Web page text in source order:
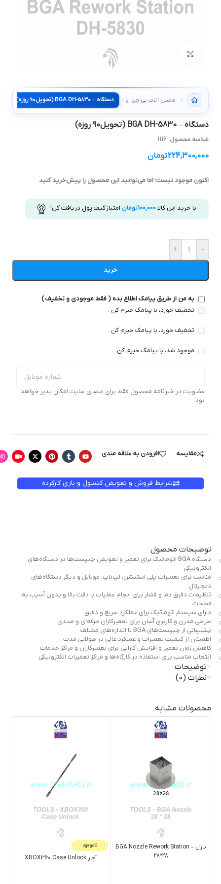
ماشین آلات بی جی ای تخصصیدستگاه – BGA DH-5830 (تحویل90 روزه)
دستگاه – BGA DH-5830 (تحویل90 روزه)
شناسه محصول: 1116
224,300,000تومان
اکنون موجود نیست؛ اما می‌توانید این محصول را پیش‌خرید کنید
با خرید این کالا100,000تومان امتیاز کیف پول دریافت کن!
-
+
خرید
به من از طریق پیامک اطلاع بده ( فقط موجودی و تخفیف )
تخفیف خورد، با پیامک خبرم کن .
تخفیف خورد، با پیامک خبرم کن .
موجود شد، با پیامک خبرم کن .
عضویت در خبرنامه محصول فقط برای اعضای سایت امکان پذیر خواهد
بود.
مقایسه افزودن به علاقه مندی
شرایط فروش و تعویض کنسول و بازی کارکرده
توضیحات محصول
دستگاه BGA اتوماتیک برای تعمیر و تعویض چیپست‌ها در دستگاه‌های
الکترونیکی
مناسب برای تعمیرات پلی استیشن، لپ‌تاپ، موبایل و دیگر دستگاه‌های
دیجیتال
تنظیمات دقیق دما و فشار برای انجام عملیات با دقت بالا و بدون آسیب به
قطعات
دارای سیستم اتوماتیک برای عملکرد سریع و دقیق
طراحی مدرن و کاربری آسان برای تعمیرکاران حرفه‌ای و مبتدی
پشتیبانی از چیپست‌های BGA با اندازه‌های مختلف
اطمینان از کیفیت تعمیرات و عملکرد عالی در طولانی مدت
کاهش زمان تعمیر و افزایش کارایی برای تعمیرکاران و مراکز خدمات
انتخاب مناسب برای استفاده در کارگاه‌ها و مراکز تعمیرات الکترونیکی
توضیحات
نظرات (0)
محصولات مشابه
نازل – BGA Nozzle Rework Station
28*28
ناموجود
آچار XBOX360 Case Unlock